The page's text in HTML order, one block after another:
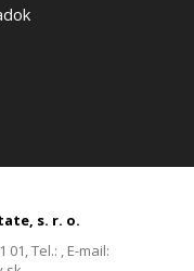
s. r. o.
Tel.: , E-mail: